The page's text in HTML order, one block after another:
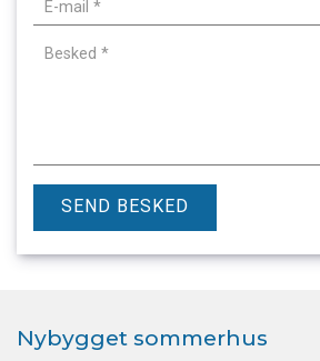
Nybygget sommerhus